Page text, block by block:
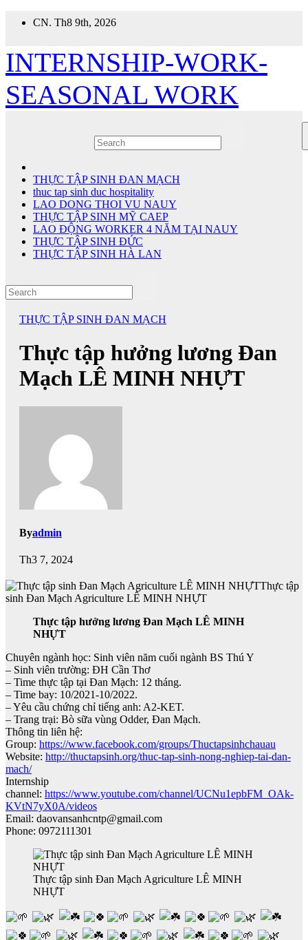
CN. Th8 9th, 2026
INTERNSHIP-WORK-
SEASONAL WORK
THỰC TẬP SINH ĐAN MẠCH
thuc tap sinh duc hospitality
LAO DONG THOI VU NAUY
THỰC TẬP SINH MỸ CAEP
LAO ĐỘNG WORKER 4 NĂM TẠI NAUY
THỰC TẬP SINH ĐỨC
THỰC TẬP SINH HÀ LAN
THỰC TẬP SINH ĐAN MẠCH
Thực tập hưởng lương Đan
Mạch LÊ MINH NHỰT
Byadmin
Th3 7, 2024
Thực tập
sinh Đan Mạch Agriculture LÊ MINH NHỰT
Thực tập hưởng lương Đan Mạch LÊ MINH
NHỰT
Chuyên ngành học: Sinh viên năm cuối ngành BS Thú Y
– Sinh viên trường: ĐH Cần Thơ
– Time thực tập tại Đan Mạch: 12 tháng.
– Time bay: 10/2021-10/2022.
– Yêu cầu chứng chỉ tiếng anh: A2-KET.
– Trang trại: Bò sữa vùng Odder, Đan Mạch.
Thông tin liên hệ:
Group: https://www.facebook.com/groups/Thuctapsinhchauau
Website: http://thuctapsinh.org/thuc-tap-sinh-nong-nghiep-tai-dan-
mach/
Internship
channel: https://www.youtube.com/channel/UCNu1epbFM_OAk-
KVtN7yX0A/videos
Email: daovansanhcntp@gmail.com
Phone: 0972111301
Thực tập sinh Đan Mạch Agriculture LÊ MINH
NHỰT